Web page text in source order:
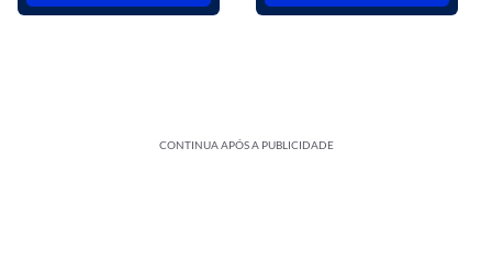
CONTINUA APÓS A PUBLICIDADE